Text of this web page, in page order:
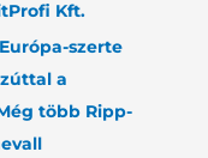
Kft.
szerte
a
több Ripp-